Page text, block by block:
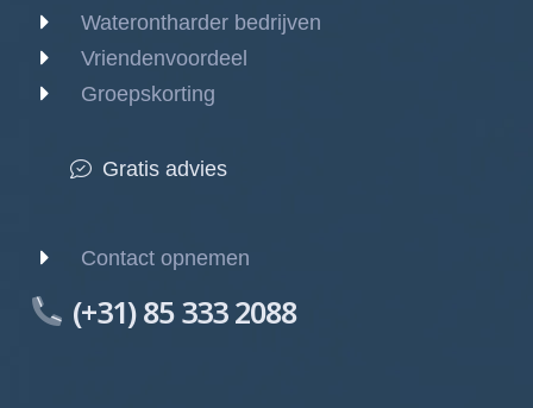
Waterontharder bedrijven
Vriendenvoordeel
Groepskorting
Gratis advies
Contact opnemen
(+31) 85 333 2088